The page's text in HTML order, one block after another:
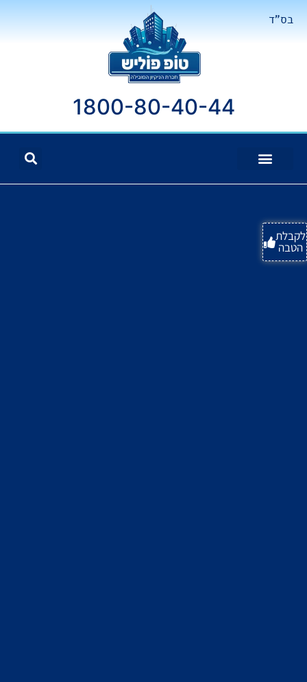
בס"ד
1800-80-40-44
לקבלת
הטבה